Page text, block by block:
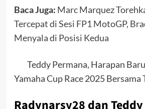
Baca Juga: Marc Marquez
Tercepat di Sesi FP1 MotoGP,
Menyala di Posisi Kedua
Teddy Permana, Harapan
Yamaha Cup Race 2025
Radynarsy28 dan